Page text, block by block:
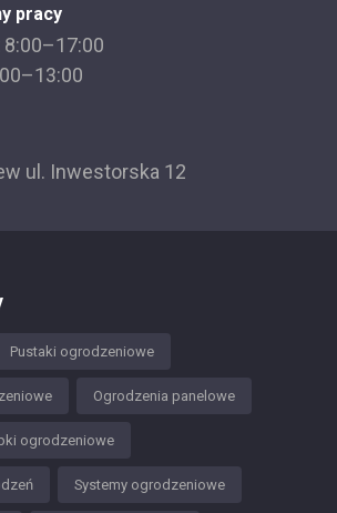
pracy
ul. Inwestorska 12
Pustaki ogrodzeniowe
Ogrodzenia panelowe
ogrodzeniowe
Systemy ogrodzeniowe